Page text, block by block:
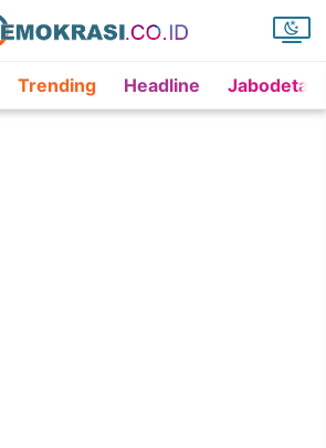
Trending Headline